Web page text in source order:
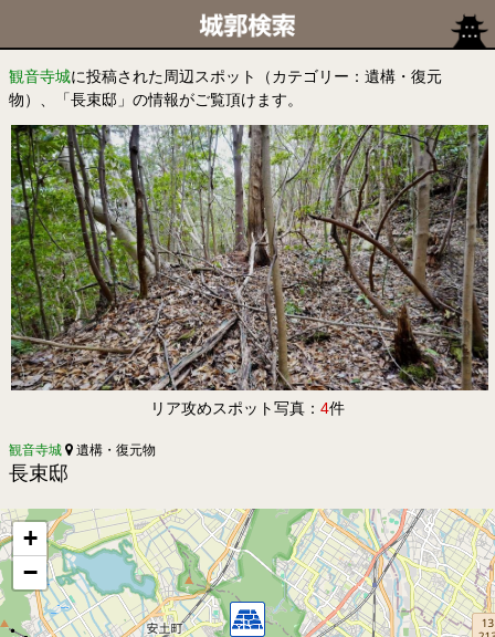
観音寺城に投稿された周辺スポット（カテゴリー：遺構・復元
物）、「長束邸」の情報がご覧頂けます。
リア攻めスポット写真： 4件
観音寺城 遺構・復元物
長束邸
+
−